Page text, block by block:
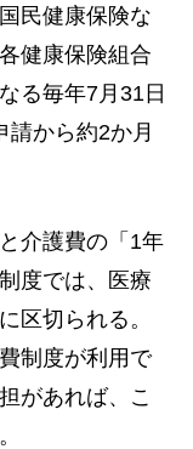
民健康保険な
健康保険組合
る毎年7月31日
から約2か月
介護費の「1年
度では、医療
区切られる。
制度が利用で
があれば、こ